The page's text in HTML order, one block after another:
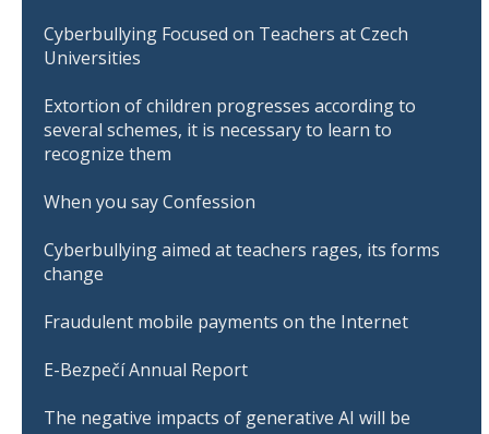
Cyberbullying Focused on Teachers at Czech
Universities
Extortion of children progresses according to
several schemes, it is necessary to learn to
recognize them
When you say Confession
Cyberbullying aimed at teachers rages, its forms
change
Fraudulent mobile payments on the Internet
E-Bezpečí Annual Report
The negative impacts of generative AI will be